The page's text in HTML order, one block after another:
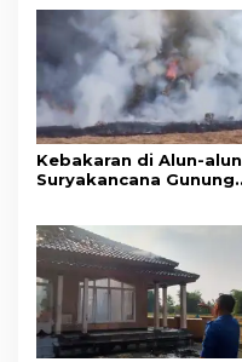
Kebakaran di Alun-alun
Suryakancana Gunung
Masih Bersiaga